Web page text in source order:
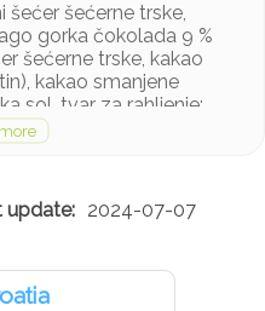
šećer šećerne trske,
gorka čokolada 9 %
šećerne trske, kakao
kakao smanjene
sol, tvar za rahljenje:
vanilija
a može
2024-07-07